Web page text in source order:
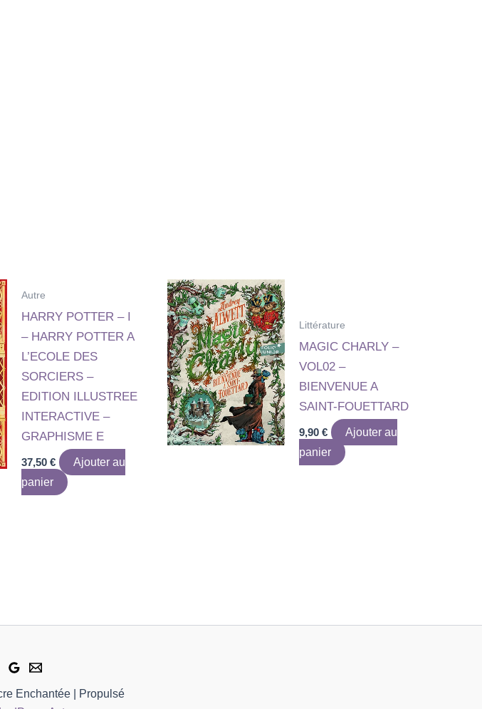
Autre
HARRY POTTER – I
– HARRY POTTER A
L’ECOLE DES
SORCIERS –
EDITION ILLUSTREE
INTERACTIVE –
GRAPHISME E
37,50€
Ajouter au
panier
Littérature
MAGIC CHARLY –
VOL02 –
BIENVENUE A
SAINT-FOUETTARD
9,90€
Ajouter au
panier
Enchantée | Propulsé